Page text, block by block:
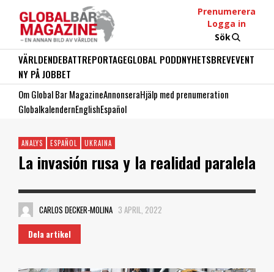
Prenumerera
Logga in
Sök
VÄRLDENDEBATTREPORTAGEGLOBAL PODDNYHETSBREVEVENT
NY PÅ JOBBET
Om Global Bar MagazineAnnonseraHjälp med prenumeration
GlobalkalendernEnglishEspañol
ANALYS ESPAÑOL UKRAINA
La invasión rusa y la realidad paralela
CARLOS DECKER-MOLINA 3 APRIL, 2022
Dela artikel